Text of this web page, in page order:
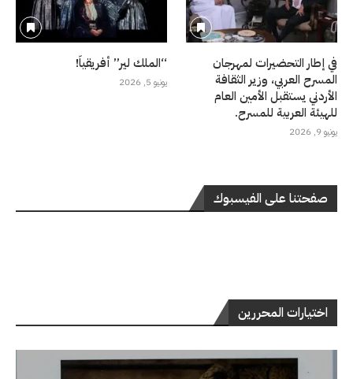
في إطار التحضيرات لمهرجان
المسرح العربي، وزير الثقافة
الأردني يستقبل الأمين العام
للهيئة العربية للمسرح.
يونيو 9, 2026
“الملك لير” أفريقياً!
يونيو 5, 2026
صفحتنا على الفيسبوك
اختيارات المحررين